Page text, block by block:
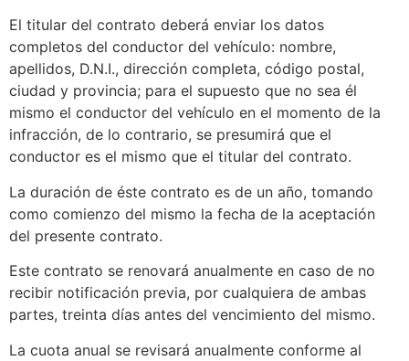
El titular del contrato deberá enviar los datos
completos del conductor del vehículo: nombre,
apellidos, D.N.I., dirección completa, código postal,
ciudad y provincia; para el supuesto que no sea él
mismo el conductor del vehículo en el momento de la
infracción, de lo contrario, se presumirá que el
conductor es el mismo que el titular del contrato.
La duración de éste contrato es de un año, tomando
como comienzo del mismo la fecha de la aceptación
del presente contrato.
Este contrato se renovará anualmente en caso de no
recibir notificación previa, por cualquiera de ambas
partes, treinta días antes del vencimiento del mismo.
La cuota anual se revisará anualmente conforme al